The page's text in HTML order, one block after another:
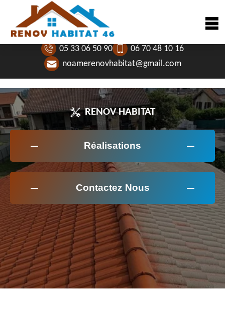
05 33 06 50 90
06 70 48 10 16
noamerenovhabitat@gmail.com
RENOV HABITAT
Réalisations
Contactez Nous